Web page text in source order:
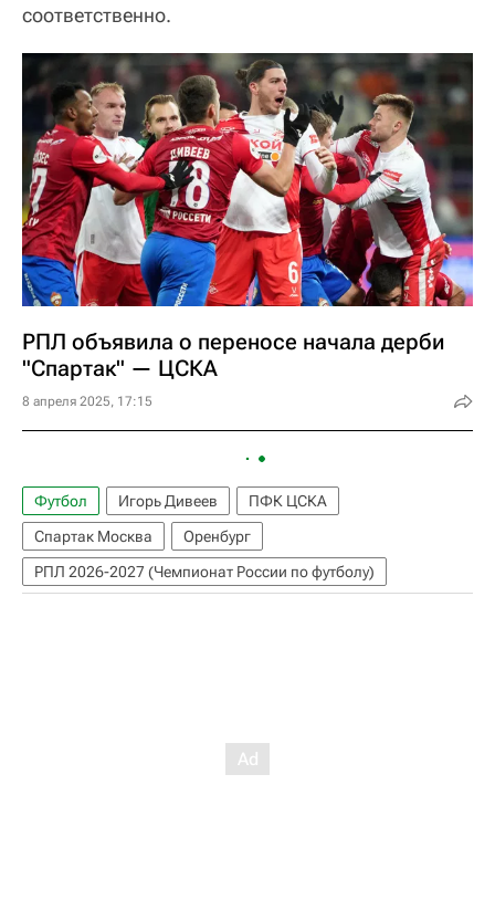
соответственно.
РПЛ объявила о переносе начала дерби
"Спартак" — ЦСКА
8 апреля 2025, 17:15
Футбол Игорь Дивеев
ПФК ЦСКА
Спартак Москва
Оренбург
РПЛ 2026-2027 (Чемпионат России по футболу)